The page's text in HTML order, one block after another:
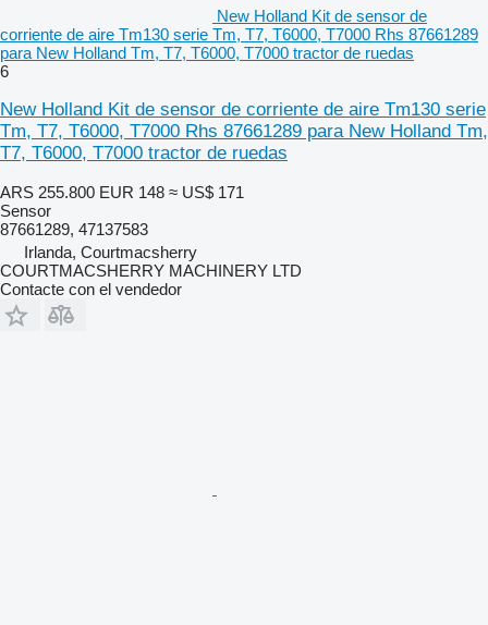
New Holland Kit de sensor de
corriente de aire Tm130 serie Tm, T7, T6000, T7000 Rhs 87661289
para New Holland Tm, T7, T6000, T7000 tractor de ruedas
6
New Holland Kit de sensor de corriente de aire Tm130 serie
Tm, T7, T6000, T7000 Rhs 87661289 para New Holland Tm,
T7, T6000, T7000 tractor de ruedas
ARS 255.800 EUR 148 ≈ US$ 171
Sensor
87661289, 47137583
Irlanda, Courtmacsherry
COURTMACSHERRY MACHINERY LTD
Contacte con el vendedor